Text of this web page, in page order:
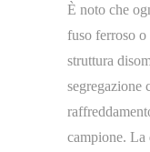
È noto che
fuso ferroso o
struttura
segregazione
campione. La